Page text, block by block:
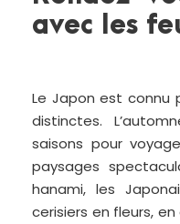
avec les
Le Japon est connu
distinctes.
saisons pour
paysages
hanami, les
cerisiers en fleurs,